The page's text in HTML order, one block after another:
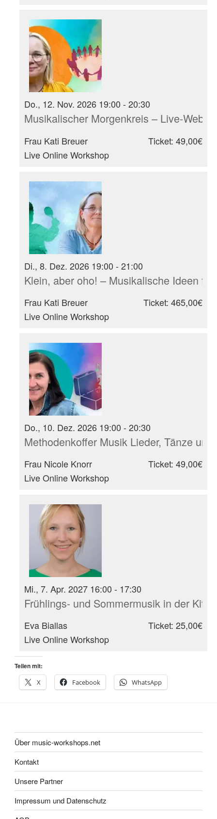
Do., 12. Nov. 2026 19:00 - 20:30
Musikalischer Morgenkreis – Live-
Frau Kati Breuer
Live Online Workshop
Ticket: 49,00€
Di., 8. Dez. 2026 19:00 - 21:00
Klein, aber oho! – Musikalische Ideen
Frau Kati Breuer
Live Online Workshop
Ticket: 465,00€
Do., 10. Dez. 2026 19:00 - 20:30
Methodenkoffer Musik Lieder, Tänze
Frau Nicole Knorr
Live Online Workshop
Ticket: 49,00€
Mi., 7. Apr. 2027 16:00 - 17:30
Frühlings- und Sommermusik in der
Eva Biallas
Live Online Workshop
Ticket: 25,00€
Teilen mit:
X
Facebook WhatsApp
Über music-workshops.net
Kontakt
Unsere Partner
Impressum und Datenschutz